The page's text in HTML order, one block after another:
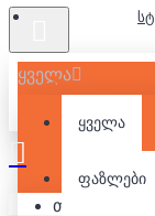
ყველა
ყველა
ფაზლები
თქვენი